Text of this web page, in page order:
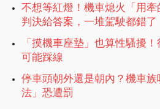
不想等紅燈！機車熄火「用
判決給答案，一堆駕駛都錯了
「摸機車座墊」也算性騷擾
可能踩線
停車頭朝外還是朝內？機車
法」恐遭罰